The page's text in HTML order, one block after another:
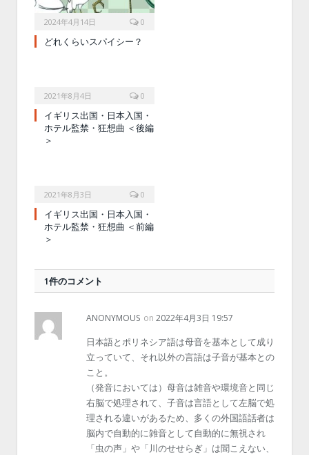
2024年4月14日 0
どれくらいスパイシー？
2021年8月4日 0
イギリス出国・日本入国・
ホテル監禁・狂想曲 ＜後編
＞
2021年8月3日 0
イギリス出国・日本入国・
ホテル監禁・狂想曲 ＜前編
＞
1件のコメント
ANONYMOUS on 2022年4月3日 19:57
日本語とポリネシア語は母音を基本として成り
立っていて、それ以外の言語は子音が基本との
こと。
（発音においては）母音は雑音や環境音と同じ
右脳で処理されて、子音は言語として左脳で処
理される違いがあるため、多くの外国語話者は
脳内で自動的に雑音として自動的に無視され
「虫の声」や「川のせせらぎ」は聞こえない、